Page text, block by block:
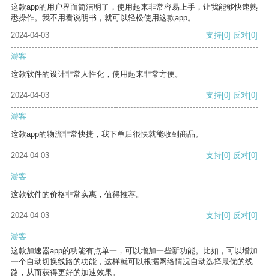
这款app的用户界面简洁明了，使用起来非常容易上手，让我能够快速熟
悉操作。我不用看说明书，就可以轻松使用这款app。
2024-04-03
支持[0] 反对[0]
游客
这款软件的设计非常人性化，使用起来非常方便。
2024-04-03 支持[0] 反对[0]
游客
这款app的物流非常快捷，我下单后很快就能收到商品。
2024-04-03 支持[0] 反对[0]
游客
这款软件的价格非常实惠，值得推荐。
2024-04-03 支持[0] 反对[0]
游客
这款加速器app的功能有点单一，可以增加一些新功能。比如，可以增加
一个自动切换线路的功能，这样就可以根据网络情况自动选择最优的线
路，从而获得更好的加速效果。